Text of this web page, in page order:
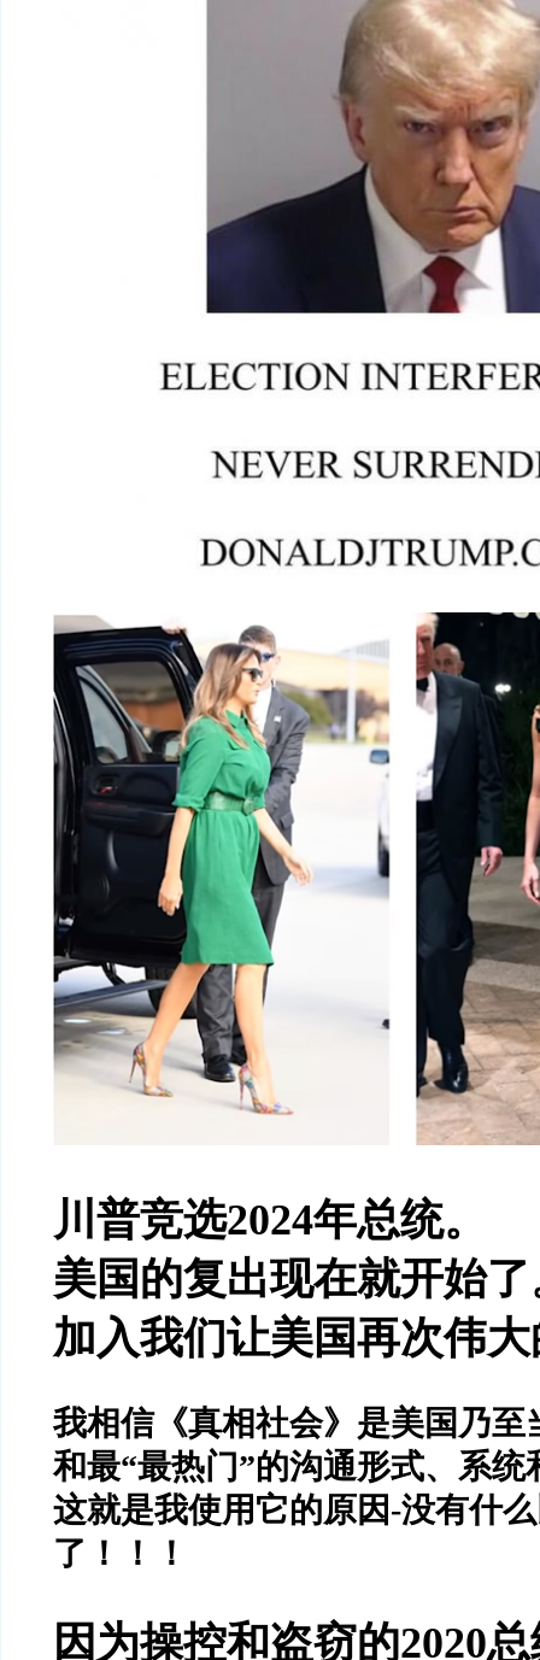
川普竞选2024年总统。
美国的复出现在就开始
加入我们让美国再次伟
我相信《真相社会》是美国乃至
和最“最热门”的沟通形式、系统
这就是我使用它的原因-没有什
了！！！
因为操控和盗窃的2020